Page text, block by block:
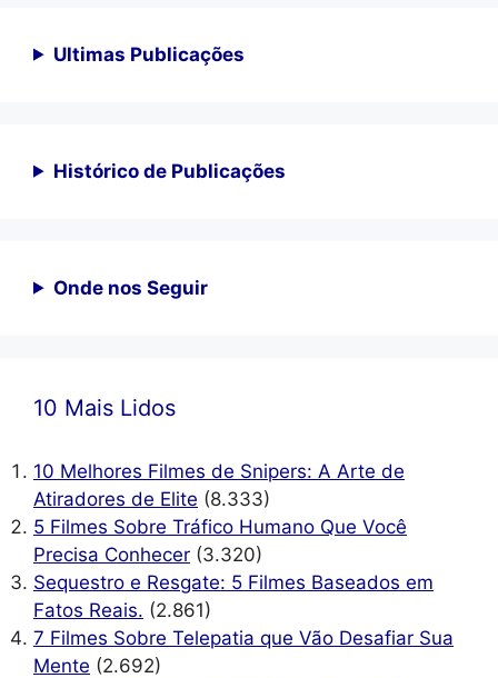
Ultimas Publicações
Histórico de Publicações
Onde nos Seguir
10 Mais Lidos
10 Melhores Filmes de Snipers: A Arte de
Atiradores de Elite (8.333)
5 Filmes Sobre Tráfico Humano Que Você
Precisa Conhecer (3.320)
Sequestro e Resgate: 5 Filmes Baseados em
Fatos Reais. (2.861)
7 Filmes Sobre Telepatia que Vão Desafiar Sua
Mente (2.692)